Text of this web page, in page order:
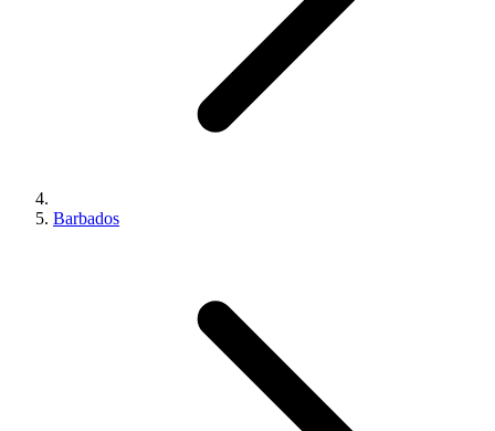
Barbados